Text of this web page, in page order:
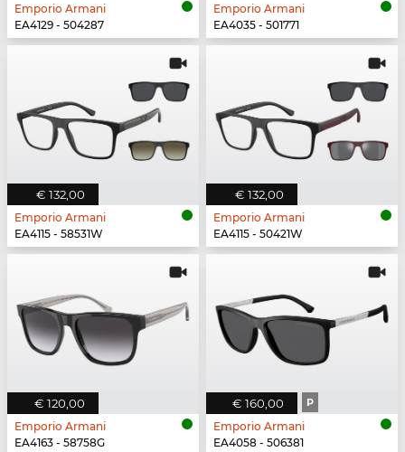
Emporio Armani
EA4129 - 504287
Emporio Armani
EA4035 - 501771
€ 132,00
Emporio Armani
EA4115 - 58531W
€ 132,00
Emporio Armani
EA4115 - 50421W
€ 120,00
Emporio Armani
EA4163 - 58758G
€ 160,00 P
Emporio Armani
EA4058 - 506381